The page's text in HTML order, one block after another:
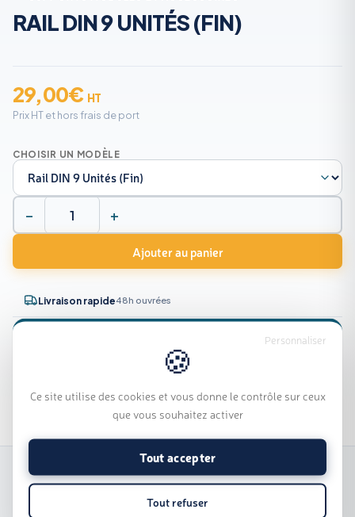
RAIL DIN 9 UNITÉS (FIN)
29,00€ HT
Prix HT et hors frais de port
CHOISIR UN MODÈLE
de
Rail
Unités
− +
Ajouter au panier
Livraison rapide48h ouvrées
Supports modules et accessoires
DESCRIPTION DU PRODUIT
Ce site utilise des cookies et vous donne le contrôle sur ceux
que vous souhaitez activer
Tout accepter
Tout refuser
Personnaliser